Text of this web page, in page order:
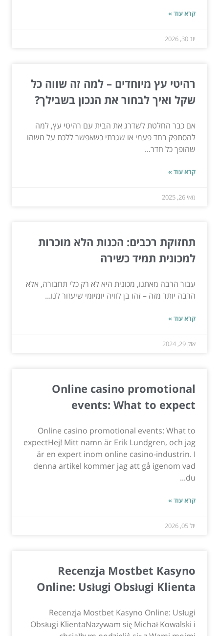
קרא עוד »
יונ 30, 2026
רהיטי עץ מיוחדים – למה זה שווה כל
שקל ואיך לבחור את הנכון בשבילך?
אם כבר החלטת לשדרג את הבית עם רהיטי עץ, למה
להסתפק בחד פעמי או שגרתי כשאפשר ללכת על משהו
שהופך כל חדר...
קרא עוד »
מאי 26, 2025
תחזוקת רכבים: הכנות הלא מוכרות
למכונית תמיד כשירה
עבור הרבה מאתנו, מכונית היא לא רק כלי תחבורה, אלא
הרבה יותר מזה – זהו בן לוויה יומיומי שיעזור לנו...
קרא עוד »
אוק 29, 2024
Online casino promotional
events: What to expect
Online casino promotional events: What to
expectHej! Mitt namn är Erik Lundgren, och jag
är en expert inom online casino-industrin. I
denna artikel kommer jag att gå igenom vad
du...
קרא עוד »
יול 05, 2026
Recenzja Mostbet Kasyno
Online: Usługi Obsługi Klienta
Recenzja Mostbet Kasyno Online: Usługi
Obsługi KlientaNazywam się Michał Kowalski i